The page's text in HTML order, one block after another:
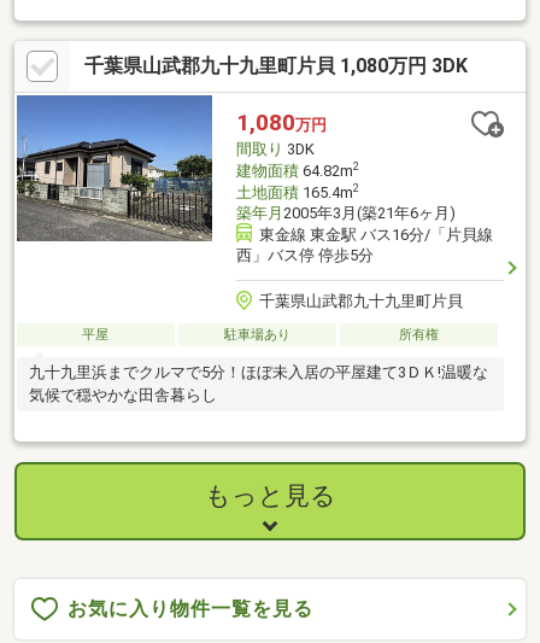
駐車2台可能！
千葉県山武郡九十九里町片貝 1,080万円 3DK
1,080万円
間取り 3DK
建物面積64.82m2
土地面積165.4m2
築年月 2005年3月(築21年6ヶ月)
東金線 東金駅 バス16分/「片貝線
西」バス停 停歩5分
千葉県山武郡九十九里町片貝
平屋 駐車場あり 所有権
九十九里浜までクルマで5分！ほぼ未入居の平屋建て3ＤＫ!温暖な
気候で穏やかな田舎暮らし
もっと見る
お気に入り物件一覧を見る